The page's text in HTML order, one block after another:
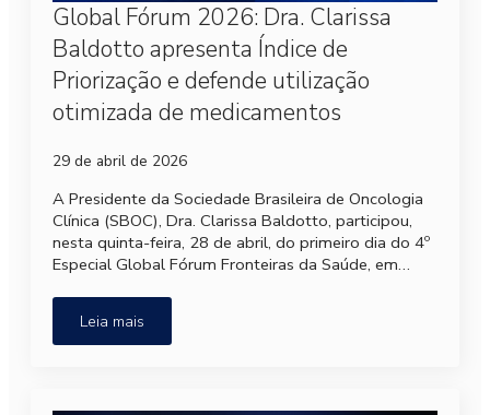
Global Fórum 2026: Dra. Clarissa
Baldotto apresenta Índice de
Priorização e defende utilização
otimizada de medicamentos
29 de abril de 2026
A Presidente da Sociedade Brasileira de Oncologia
Clínica (SBOC), Dra. Clarissa Baldotto, participou,
nesta quinta-feira, 28 de abril, do primeiro dia do 4º
Especial Global Fórum Fronteiras da Saúde, em…
Leia mais